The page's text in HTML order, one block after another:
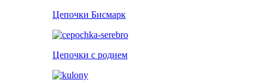
Цепочки Бисмарк
Цепочки с родием